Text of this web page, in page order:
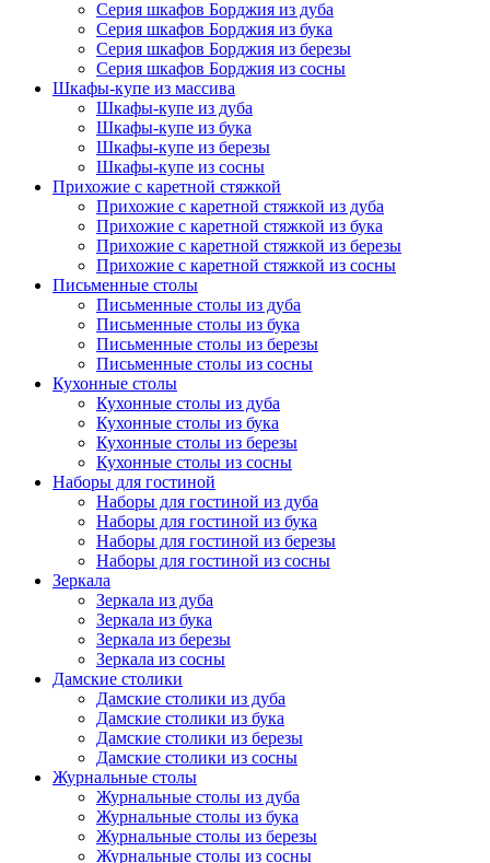
Серия шкафов Борджия из дуба
Серия шкафов Борджия из бука
Серия шкафов Борджия из березы
Серия шкафов Борджия из сосны
Шкафы-купе из массива
Шкафы-купе из дуба
Шкафы-купе из бука
Шкафы-купе из березы
Шкафы-купе из сосны
Прихожие с каретной стяжкой
Прихожие с каретной стяжкой из дуба
Прихожие с каретной стяжкой из бука
Прихожие с каретной стяжкой из березы
Прихожие с каретной стяжкой из сосны
Письменные столы
Письменные столы из дуба
Письменные столы из бука
Письменные столы из березы
Письменные столы из сосны
Кухонные столы
Кухонные столы из дуба
Кухонные столы из бука
Кухонные столы из березы
Кухонные столы из сосны
Наборы для гостиной
Наборы для гостиной из дуба
Наборы для гостиной из бука
Наборы для гостиной из березы
Наборы для гостиной из сосны
Зеркала
Зеркала из дуба
Зеркала из бука
Зеркала из березы
Зеркала из сосны
Дамские столики
Дамские столики из дуба
Дамские столики из бука
Дамские столики из березы
Дамские столики из сосны
Журнальные столы
Журнальные столы из дуба
Журнальные столы из бука
Журнальные столы из березы
Журнальные столы из сосны